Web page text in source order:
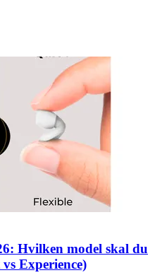
Hvilken model skal du
Experience)